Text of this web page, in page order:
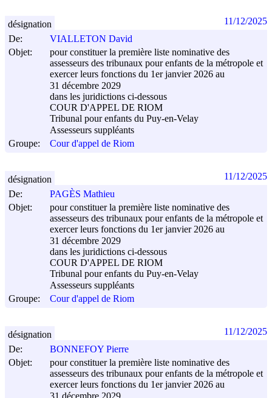
De:
VIALLETON David
Objet:
pour constituer la première liste nominative des
assesseurs des tribunaux pour enfants de la métropole et
exercer leurs fonctions du 1er janvier 2026 au
31 décembre 2029
dans les juridictions ci-dessous
COUR D'APPEL DE RIOM
Tribunal pour enfants du Puy-en-Velay
Assesseurs suppléants
Groupe:
Cour d'appel de Riom
désignation 11/12/2025
De:
PAGÈS Mathieu
Objet:
pour constituer la première liste nominative des
assesseurs des tribunaux pour enfants de la métropole et
exercer leurs fonctions du 1er janvier 2026 au
31 décembre 2029
dans les juridictions ci-dessous
COUR D'APPEL DE RIOM
Tribunal pour enfants du Puy-en-Velay
Assesseurs suppléants
Groupe:
Cour d'appel de Riom
désignation 11/12/2025
De:
BONNEFOY Pierre
Objet:
pour constituer la première liste nominative des
assesseurs des tribunaux pour enfants de la métropole et
exercer leurs fonctions du 1er janvier 2026 au
31 décembre 2029
désignation 11/12/2025